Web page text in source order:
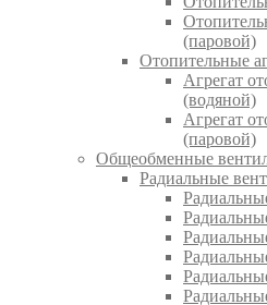
(паровой)
Отопительные
Агрегат
(водяной)
Агрегат
(паровой)
Общеобменные
Радиальные